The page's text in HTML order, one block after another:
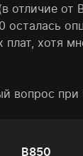
отличие
осталась
хотя
вопрос
B850